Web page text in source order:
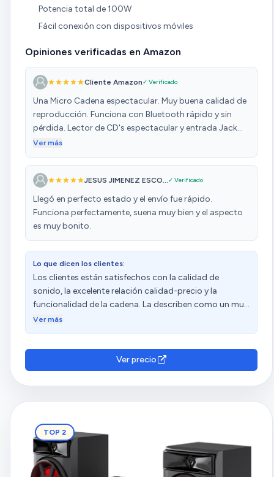
Potencia total de 100W
Fácil conexión con dispositivos móviles
Opiniones verificadas en Amazon
Cliente Amazon✓ Verificado
Una Micro Cadena espectacular. Muy buena calidad de
reproducción. Funciona con Bluetooth rápido y sin
pérdida. Lector de CD's espectacular y entrada Jack
buenísima. Un producto imprescindible para aquel que
Ver más
JESUS JIMENEZ ESCO... ✓ Verificado
Llegó en perfecto estado y el envío fue rápido.
Funciona perfectamente, suena muy bien y el aspecto
es muy bonito.
Lo que dicen los clientes:
Los clientes están satisfechos con la calidad de
sonido, la excelente relación calidad-precio y la
funcionalidad de la cadena. La describen como un muy
buen producto, con un sonido claro y claro dentro de
conexión por Bluetooth que funciona de maravilla y
reconoce rápidamente el Bluetooth de sus teléfonos.
Aprecian su apariencia, tamaño compacto y potencia.
Ver más
Ver precio
TOP 2